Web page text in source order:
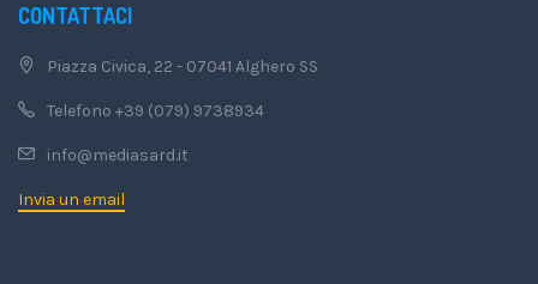
CONTATTACI
Piazza Civica, 22 - 07041 Alghero SS
Telefono +39 (079) 9738934
info@mediasard.it
Invia un email